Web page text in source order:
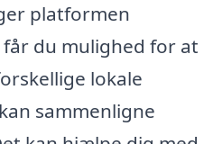
platformen
du mulighed for at
lokale
sammenligne